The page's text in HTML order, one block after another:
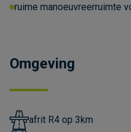
ruime manoeuvreerruimte
Omgeving
afrit R4 op 3km